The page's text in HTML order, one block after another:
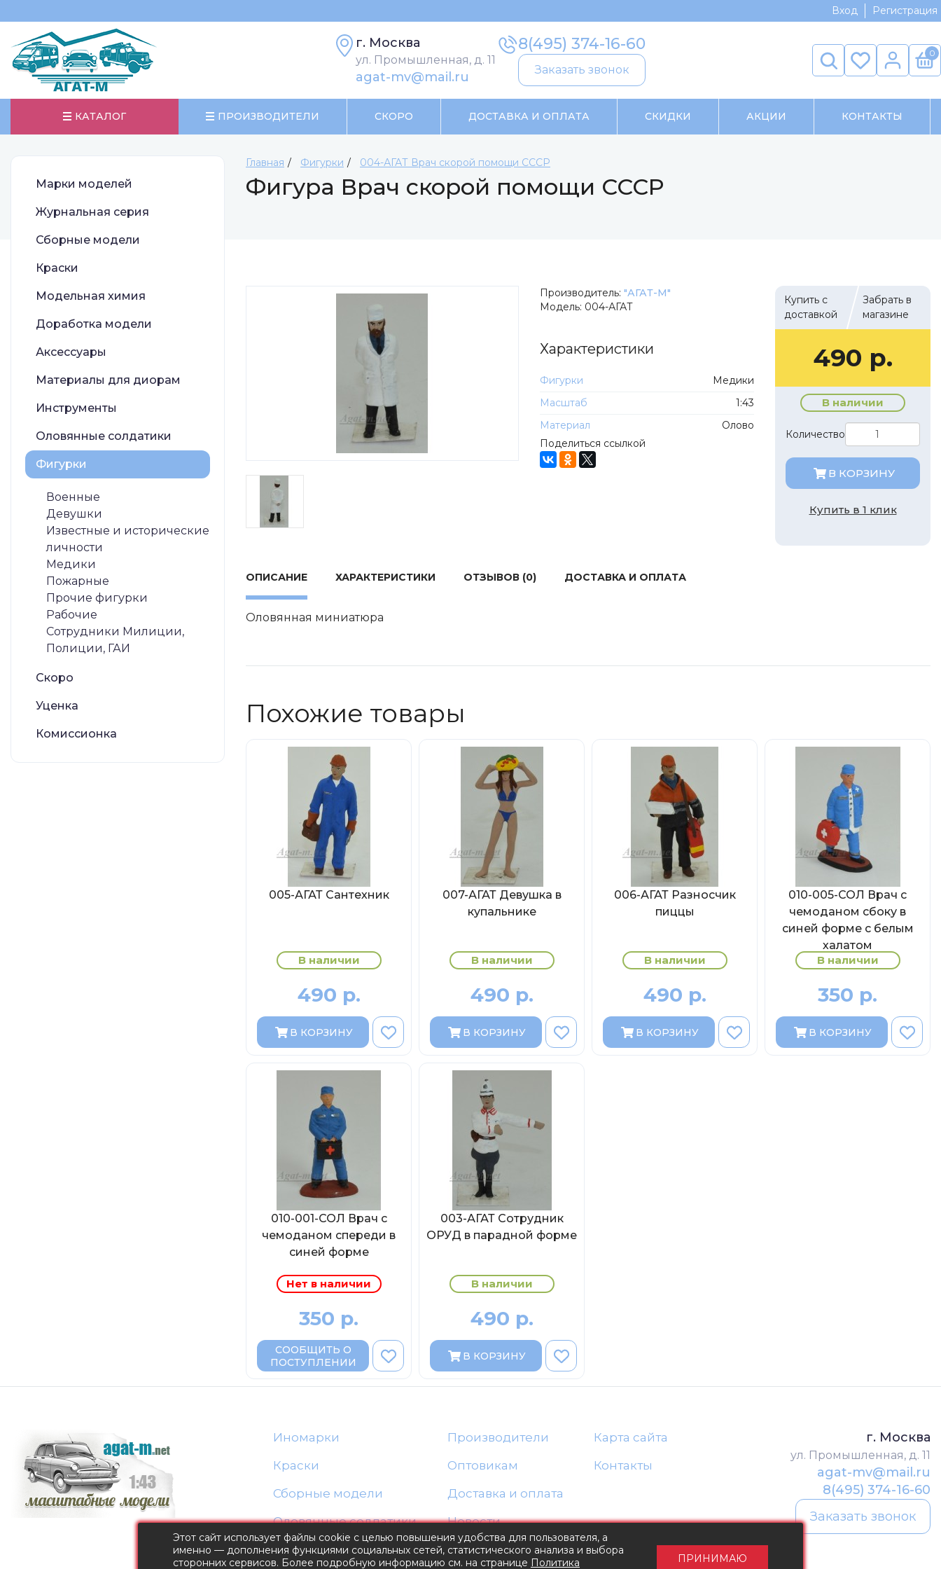
Вход Регистрация
г. Москва
ул. Промышленная, д. 11
agat-mv@mail.ru
8(495) 374-16-60
Заказать звонок
0
КАТАЛОГ ПРОИЗВОДИТЕЛИ СКОРО ДОСТАВКА И ОПЛАТА СКИДКИ АКЦИИ КОНТАКТЫ
Марки моделей
Журнальная серия
Сборные модели
Краски
Модельная химия
Доработка модели
Аксессуары
Материалы для диорам
Инструменты
Оловянные солдатики
Фигурки
Военные
Девушки
Известные и исторические
личности
Медики
Пожарные
Прочие фигурки
Рабочие
Сотрудники Милиции,
Полиции, ГАИ
Скоро
Уценка
Комиссионка
Главная Фигурки 004-АГАТ Врач скорой помощи СССР
Фигура Врач скорой помощи СССР
Производитель: "АГАТ-М"
Модель: 004-АГАТ
Характеристики
Фигурки
Медики
Масштаб
1:43
Материал
Олово
Поделиться ссылкой
Купить с
доставкой
Забрать в
магазине
490 р.
В наличии
Количество
В КОРЗИНУ
Купить в 1 клик
ОПИСАНИЕ ХАРАКТЕРИСТИКИ ОТЗЫВОВ (0) ДОСТАВКА И ОПЛАТА
Оловянная миниатюра
Похожие товары
005-АГАТ Сантехник
В наличии
490 р.
В КОРЗИНУ
007-АГАТ Девушка в
купальнике
В наличии
490 р.
В КОРЗИНУ
006-АГАТ Разносчик
пиццы
В наличии
490 р.
В КОРЗИНУ
010-005-СОЛ Врач c
чемоданом сбоку в
синей форме с белым
халатом
В наличии
350 р.
В КОРЗИНУ
010-001-СОЛ Врач с
чемоданом спереди в
синей форме
Нет в наличии
350 р.
СООБЩИТЬ О
ПОСТУПЛЕНИИ
003-АГАТ Сотрудник
ОРУД в парадной форме
В наличии
490 р.
В КОРЗИНУ
Иномарки
Краски
Сборные модели
Оловянные солдатики
Производители
Оптовикам
Доставка и оплата
Новости
Блог
Карта сайта
Контакты
г. Москва
ул. Промышленная, д. 11
agat-mv@mail.ru
8(495) 374-16-60
Заказать звонок
Этот сайт использует файлы cookie с целью повышения удобства для пользователя, а
именно — дополнения функциями социальных сетей, статистического анализа и выбора
сторонних сервисов. Более подробную информацию см. на странице Политика ПРИНИМАЮ